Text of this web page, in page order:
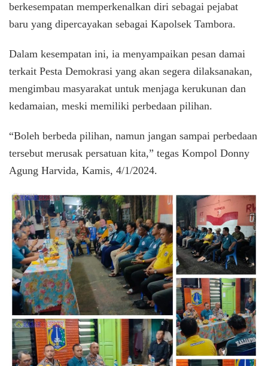
berkesempatan memperkenalkan diri sebagai pejabat
baru yang dipercayakan sebagai Kapolsek Tambora.
Dalam kesempatan ini, ia menyampaikan pesan damai
terkait Pesta Demokrasi yang akan segera dilaksanakan,
mengimbau masyarakat untuk menjaga kerukunan dan
kedamaian, meski memiliki perbedaan pilihan.
“Boleh berbeda pilihan, namun jangan sampai perbedaan
tersebut merusak persatuan kita,” tegas Kompol Donny
Agung Harvida, Kamis, 4/1/2024.